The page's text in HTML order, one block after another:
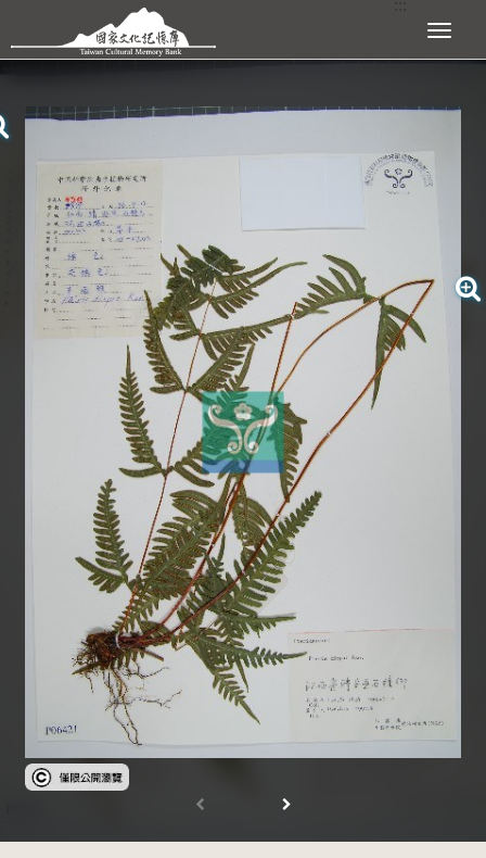
跳到主要內容區塊 展開選單
查看
受著作權法保護-僅限於本平台有限度公開瀏覽